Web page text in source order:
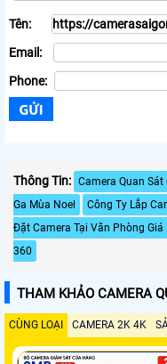
Tên:
Email:
Phone:
Thông Tin: Camera Quan
Ga Mùa Noel
Công Ty Lắp
Đặt Camera Tại Văn Phòng Giá
360
THAM KHẢO CAMERA
CÙNG LOẠI CAMERA 2K 4K